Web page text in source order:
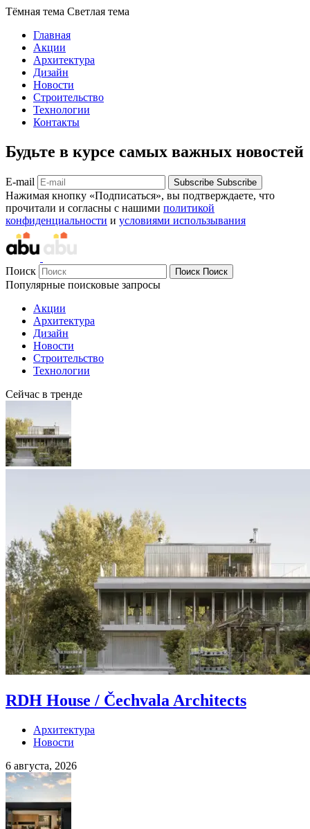
Тёмная тема Светлая тема
Главная
Акции
Архитектура
Дизайн
Новости
Строительство
Технологии
Контакты
Будьте в курсе самых важных новостей
E-mail Subscribe Subscribe
Нажимая кнопку «Подписаться», вы подтверждаете, что
прочитали и согласны с нашими политикой
конфиденциальности и условиями использывания
Поиск Поиск Поиск
Популярные поисковые запросы
Акции
Архитектура
Дизайн
Новости
Строительство
Технологии
Сейчас в тренде
RDH House / Čechvala Architects
Архитектура
Новости
6 августа, 2026